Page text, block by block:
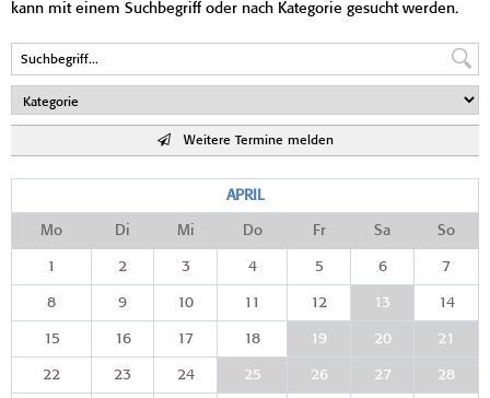
kann mit einem Suchbegriff oder nach Kategorie gesucht werden.
Weitere Termine melden
APRIL
Mo Di Mi Do Fr Sa So
1 2 3 4 5 6 7
8 9 10 11 12 13 14
15 16 17 18 19 20 21
22 23 24 25 26 27 28